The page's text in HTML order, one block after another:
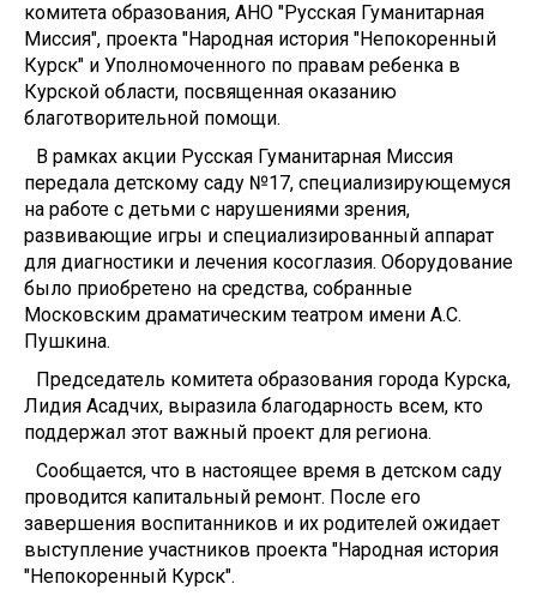
комитета образования, АНО "Русская Гуманитарная
Миссия", проекта "Народная история "Непокоренный
Курск" и Уполномоченного по правам ребенка в
Курской области, посвященная оказанию
благотворительной помощи.
В рамках акции Русская Гуманитарная Миссия
передала детскому саду №17, специализирующемуся
на работе с детьми с нарушениями зрения,
развивающие игры и специализированный аппарат
для диагностики и лечения косоглазия. Оборудование
было приобретено на средства, собранные
Московским драматическим театром имени А.С.
Пушкина.
Председатель комитета образования города Курска,
Лидия Асадчих, выразила благодарность всем, кто
поддержал этот важный проект для региона.
Сообщается, что в настоящее время в детском саду
проводится капитальный ремонт. После его
завершения воспитанников и их родителей ожидает
выступление участников проекта "Народная история
"Непокоренный Курск".